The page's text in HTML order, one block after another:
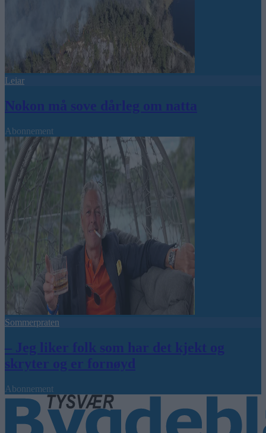
Leiar
Nokon må sove dårleg om natta
Abonnement
Sommerpraten
– Jeg liker folk som har det kjekt og
skryter og er fornøyd
Abonnement